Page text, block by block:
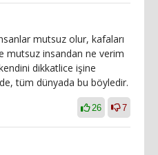
mutsuz olur, kafaları
mutsuz insandan ne verim
dikkatlice işine
tüm dünyada bu böyledir.
26 7